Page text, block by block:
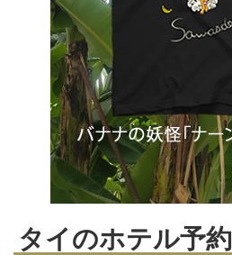
タイのホテル予約